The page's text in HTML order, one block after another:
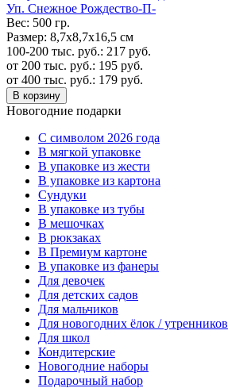
Уп. Cнежное Рождество-П-
Вес: 500 гр.
Размер: 8,7х8,7х16,5 см
100-200 тыс. руб.: 217 руб.
от 200 тыс. руб.: 195 руб.
от 400 тыс. руб.: 179 руб.
В корзину
Новогодние подарки
C символом 2026 года
В мягкой упаковке
В упаковке из жести
В упаковке из картона
Сундуки
В упаковке из тубы
В мешочках
В рюкзаках
В Премиум картоне
В упаковке из фанеры
Для девочек
Для детских садов
Для мальчиков
Для новогодних ёлок / утренников
Для школ
Кондитерские
Новогодние наборы
Подарочный набор